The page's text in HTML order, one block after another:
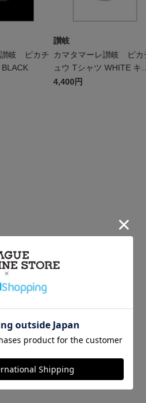
讃岐 ピカチ
讃岐
カマタマーレ讃岐 ピカ
ュウ Tシャツ WHITE キッ
ズ
4,400円